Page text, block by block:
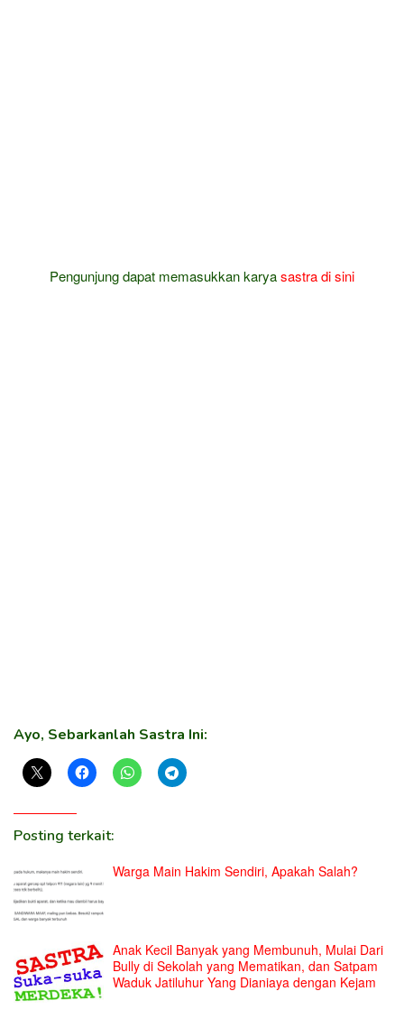
Pengunjung dapat memasukkan karyasastradi sini
Ayo, Sebarkanlah Sastra Ini:
Posting terkait:
Warga Main Hakim Sendiri, Apakah Salah?
Anak Kecil Banyak yang Membunuh, Mulai Dari
Bully di Sekolah yang Mematikan, dan Satpam
Waduk Jatiluhur Yang Dianiaya dengan Kejam